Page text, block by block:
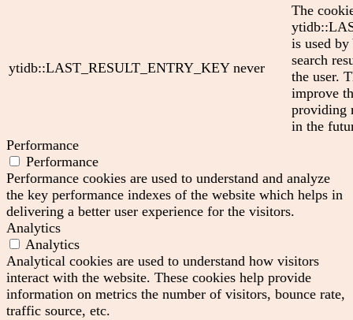
ytidb::LAST_RESULT_ENTRY_KEY never
The
is used by
search
the user.
improve
providing
in the
Performance
Performance
Performance cookies are used to understand and analyze
the key performance indexes of the website which helps in
delivering a better user experience for the visitors.
Analytics
Analytics
Analytical cookies are used to understand how visitors
interact with the website. These cookies help provide
information on metrics the number of visitors, bounce rate,
traffic source, etc.